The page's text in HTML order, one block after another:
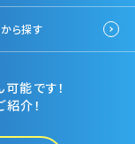
ら探す
能です！
介！